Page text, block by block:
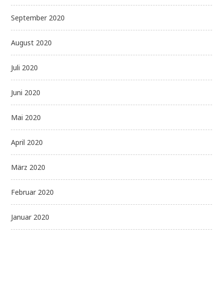
September 2020
August 2020
Juli 2020
Juni 2020
Mai 2020
April 2020
März 2020
Februar 2020
Januar 2020